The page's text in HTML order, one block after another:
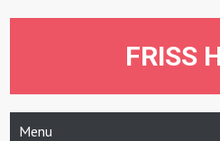
FRISS
Menu